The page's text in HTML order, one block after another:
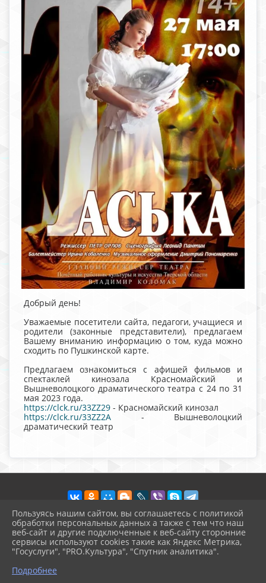
Добрый день!
Уважаемые посетители сайта, педагоги, учащиеся и
родители (законные представители), предлагаем
Вашему вниманию информацию о том, куда можно
сходить по Пушкинской карте.
Предлагаем ознакомиться с афишей фильмов и
спектаклей кинозала Красномайский и
Вышневолоцкого драматического театра с 24 по 31
мая 2023 года.
https://clck.ru/33ZZ29 - Красномайский кинозал
https://clck.ru/33ZZ2A - Вышневолоцкий
драматический театр
2026 г. vvschool7.ru
Вход
Карта сайта
Политика обработки персональных данных
Пользуясь нашим сайтом, вы соглашаетесь с политикой
обработки персональных данных а также с тем что наш
веб-сайт и другие подключенные к веб-сайту сторонние
сервисы используют cookies такие как Яндекс Метрика,
"Госуслуги", "PRO.Культура", "Спутник аналитика".
Подробнее